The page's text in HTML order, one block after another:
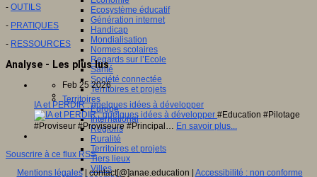
Ecosystème éducatif
Génération internet
Handicap
Mondialisation
Normes scolaires
Regards sur l’Ecole
Santé
Société connectée
Territoires et projets
Territoires
Europe
International
Régions
Ruralité
Territoires et projets
Tiers lieux
Villes
- OUTILS
- PRATIQUES
- RESSOURCES
Analyse - Les plus lus
Feb 25 2026
IA et PERDIR : quelques idées à développer
#Education #Pilotage
#Proviseur #Proviseure #Principal… En savoir plus...
Souscrire à ce flux RSS
Mentions légales| contact[@]anae.education | Accessibilité : non conforme